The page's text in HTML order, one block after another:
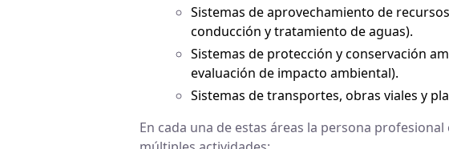
Sistemas de aprovechamiento de
conducción y tratamiento de aguas).
Sistemas de protección y conservación
evaluación de impacto ambiental).
Sistemas de transportes, obras viales y
En cada una de estas áreas la persona